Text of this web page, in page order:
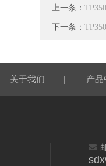
上一条：
下一条：
关于我们 | 产品